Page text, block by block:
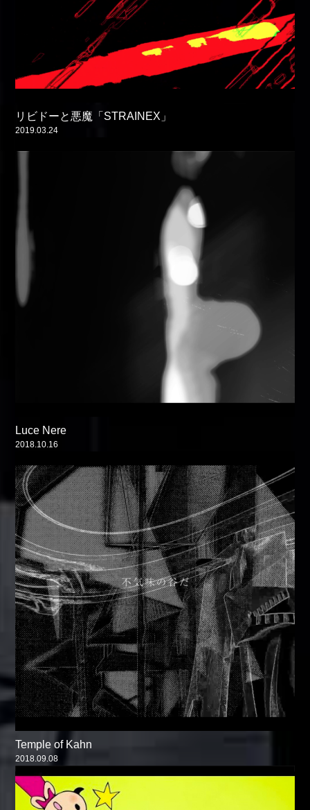
リビドーと悪魔「STRAINEX」
2019.03.24
Luce Nere
2018.10.16
Temple of Kahn
2018.09.08